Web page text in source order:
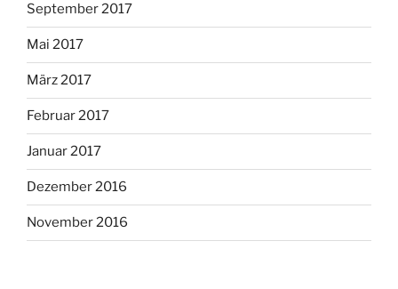
September 2017
Mai 2017
März 2017
Februar 2017
Januar 2017
Dezember 2016
November 2016